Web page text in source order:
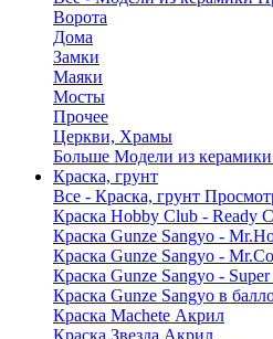
Ворота
Дома
Замки
Маяки
Мосты
Прочее
Церкви, Храмы
Больше Модели из керамики
Краска, грунт
Все - Краска, грунт
Краска Hobby Club - Ready
Краска Gunze Sangyo -
Краска Gunze Sangyo -
Краска Gunze Sangyo -
Краска Gunze Sangyo в
Краска Machete Акрил
Краска Звезда Акрил